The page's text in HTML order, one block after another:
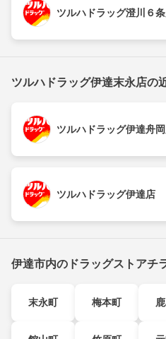
ツルハドラッグ澄川６
ツルハドラッグ伊達末永店の
ツルハドラッグ伊達舟
ツルハドラッグ伊達店
伊達市内のドラッグストアチ
末永町 梅本町